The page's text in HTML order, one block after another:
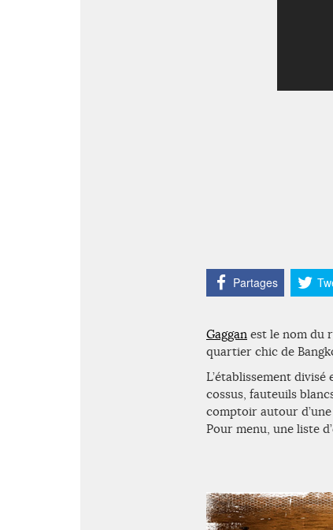
Partages
Gaggan est le nom du
quartier chic de
L’établissement
cossus, fauteuils
comptoir autour
Pour menu, une liste